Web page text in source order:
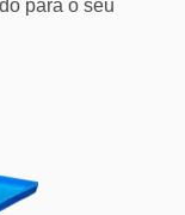
para o seu